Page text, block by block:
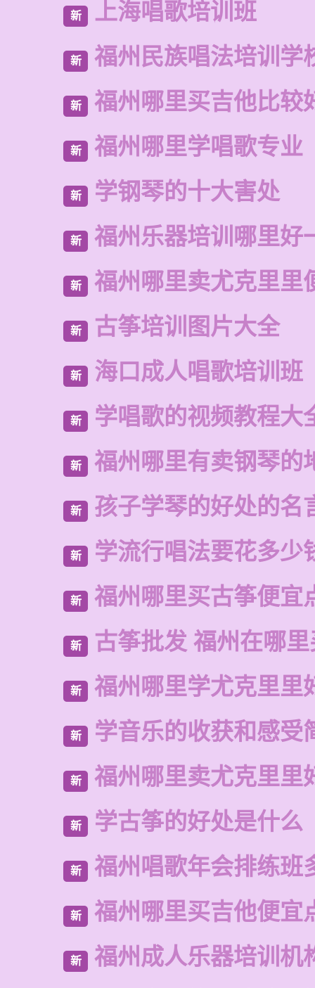
新 上海唱歌培训班
新 福州民族唱法培训学
新 福州哪里买吉他比较
新 福州哪里学唱歌专业
新 学钢琴的十大害处
新 福州乐器培训哪里好
新 福州哪里卖尤克里里
新 古筝培训图片大全
新 海口成人唱歌培训班
新 学唱歌的视频教程大
新 福州哪里有卖钢琴的
新 孩子学琴的好处的名
新 学流行唱法要花多少
新 福州哪里买古筝便宜
新 古筝批发 福州在哪
新 福州哪里学尤克里里
新 学音乐的收获和感受
新 福州哪里卖尤克里里
新 学古筝的好处是什么
新 福州唱歌年会排练班
新 福州哪里买吉他便宜
新 福州成人乐器培训机